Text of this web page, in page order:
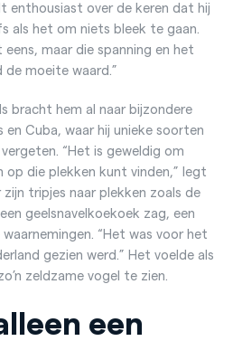
enthousiast over de keren dat hij
als het om niets bleek te gaan.
eens, maar die spanning en het
moeite waard.”
bracht hem al naar bijzondere
en Cuba, waar hij unieke soorten
“Het is geweldig om
op die plekken kunt vinden,” legt
tripjes naar plekken zoals de
geelsnavelkoekoek zag, een
“Het was voor het
gezien werd.” Het voelde als
zeldzame vogel te zien.
een